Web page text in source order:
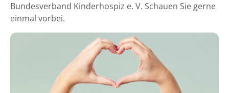
Bundesverband Kinderhospiz e. V. Schauen Sie gerne
einmal vorbei.